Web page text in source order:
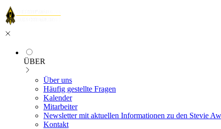
ÜBER
Über uns
Häufig gestellte Fragen
Kalender
Mitarbeiter
Newsletter mit aktuellen Informationen zu den Stevie
Kontakt